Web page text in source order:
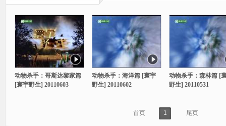
动物杀手：哥斯达黎家篇
[寰宇野生] 20110603
动物杀手：海洋篇 [寰宇
野生] 20110602
动物杀手：森林篇 [
野生] 20110531
首页 1 尾页